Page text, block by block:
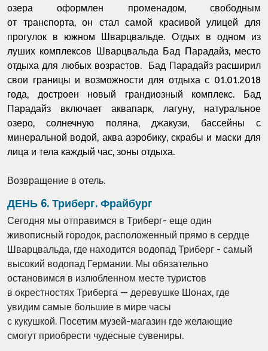
озера оформлен променадом, свободным
от транспорта, он стал самой красивой улицей для
прогулок в южном Шварцвальде. Отдых в одном из
луших комплексов Шварцвальда Бад Парадайз, место
отдыха для любых возрастов. Бад Парадайзрасширил
свои границы и возможности для отдыха с 01.01.2018
года, достроен новый грандиозный комплекс. Бад
Парадайз включает аквапарк, лагуну, натуральное
озеро, солнечную поляна, джакузи, бассейны с
минеральной водой, аква аэробику, скрабы и маски для
лица и тела каждый час, зоны отдыха.
Возвращение в отель.
ДЕНЬ 6. Триберг. Фрайбург
Сегодня мы отправимся в Триберг- еще один
живописный городок, расположенный прямо в сердце
Шварцвальда, где находится водопад Триберг - самый
высокий водопад Германии. Мы обязательно
остановимся в излюбленном месте туристов
в окрестностях Триберга — деревушке Шонах, где
увидим самые большие в мире часы
с кукушкой. Посетим музей-магазин где желающие
смогут приобрести чудесные сувениры.